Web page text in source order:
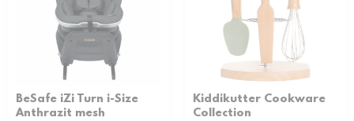
BeSafe iZi Turn i-Size
Anthrazit mesh
Kiddikutter Cookware
Collection